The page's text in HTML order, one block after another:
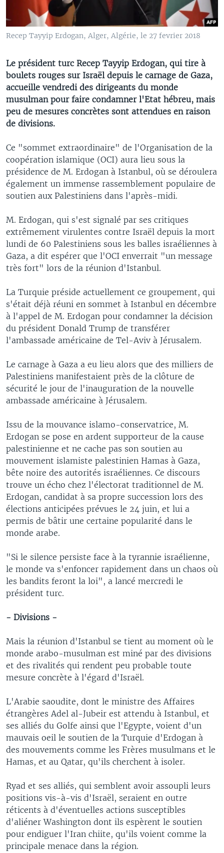
Recep Tayyip Erdogan, Alger, Algérie, le 27 fevrier 2018
Le président turc Recep Tayyip Erdogan, qui tire à
boulets rouges sur Israël depuis le carnage de Gaza,
accueille vendredi des dirigeants du monde
musulman pour faire condamner l'Etat hébreu, mais
peu de mesures concrètes sont attendues en raison
de divisions.
Ce "sommet extraordinaire" de l'Organisation de la
coopération islamique (OCI) aura lieu sous la
présidence de M. Erdogan à Istanbul, où se déroulera
également un immense rassemblement populaire de
soutien aux Palestiniens dans l'après-midi.
M. Erdogan, qui s'est signalé par ses critiques
extrêmement virulentes contre Israël depuis la mort
lundi de 60 Palestiniens sous les balles israéliennes à
Gaza, a dit espérer que l'OCI enverrait "un message
très fort" lors de la réunion d'Istanbul.
La Turquie préside actuellement ce groupement, qui
s'était déjà réuni en sommet à Istanbul en décembre
à l'appel de M. Erdogan pour condamner la décision
du président Donald Trump de transférer
l'ambassade américaine de Tel-Aviv à Jérusalem.
Le carnage à Gaza a eu lieu alors que des milliers de
Palestiniens manifestaient près de la clôture de
sécurité le jour de l'inauguration de la nouvelle
ambassade américaine à Jérusalem.
Issu de la mouvance islamo-conservatrice, M.
Erdogan se pose en ardent supporteur de la cause
palestinienne et ne cache pas son soutien au
mouvement islamiste palestinien Hamas à Gaza,
bête noire des autorités israéliennes. Ce discours
trouve un écho chez l'électorat traditionnel de M.
Erdogan, candidat à sa propre succession lors des
élections anticipées prévues le 24 juin, et lui a
permis de bâtir une certaine popularité dans le
monde arabe.
"Si le silence persiste face à la tyrannie israélienne,
le monde va s'enfoncer rapidement dans un chaos où
les bandits feront la loi", a lancé mercredi le
président turc.
- Divisions -
Mais la réunion d'Istanbul se tient au moment où le
monde arabo-musulman est miné par des divisions
et des rivalités qui rendent peu probable toute
mesure concrète à l'égard d'Israël.
L'Arabie saoudite, dont le ministre des Affaires
étrangères Adel al-Jubeir est attendu à Istanbul, et
ses alliés du Golfe ainsi que l'Egypte, voient d'un
mauvais oeil le soutien de la Turquie d'Erdogan à
des mouvements comme les Frères musulmans et le
Hamas, et au Qatar, qu'ils cherchent à isoler.
Ryad et ses alliés, qui semblent avoir assoupli leurs
positions vis-à-vis d'Israël, seraient en outre
réticents à d'éventuelles actions susceptibles
d'aliéner Washington dont ils espèrent le soutien
pour endiguer l'Iran chiite, qu'ils voient comme la
principale menace dans la région.